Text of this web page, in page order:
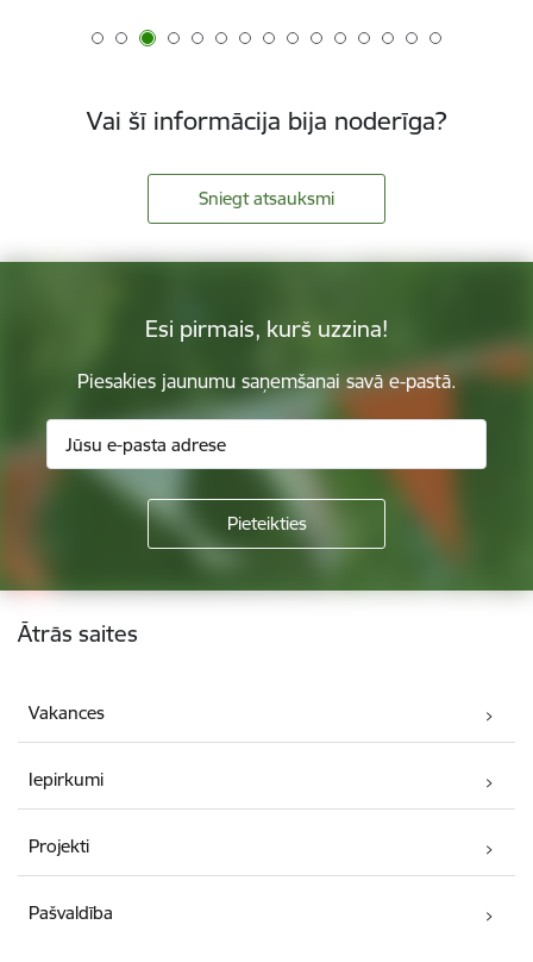
Vai šī informācija bija noderīga?
Sniegt atsauksmi
Esi pirmais, kurš uzzina!
Piesakies jaunumu saņemšanai savā e-pastā.
Kājene
Ātrās saites
Vakances
Iepirkumi
Projekti
Pašvaldība